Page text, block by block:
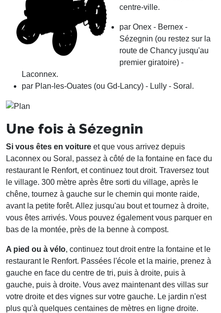
centre-ville.
par Onex - Bernex -
Sézegnin (ou restez sur la
route de Chancy jusqu'au
premier giratoire) -
Laconnex.
par Plan-les-Ouates (ou Gd-Lancy) - Lully - Soral.
Une fois à Sézegnin
Si vous êtes en voiture et que vous arrivez depuis
Laconnex ou Soral, passez à côté de la fontaine en face du
restaurant le Renfort, et continuez tout droit. Traversez tout
le village. 300 mètre après être sorti du village, après le
chêne, tournez à gauche sur le chemin qui monte raide,
avant la petite forêt. Allez jusqu'au bout et tournez à droite,
vous êtes arrivés. Vous pouvez également vous parquer en
bas de la montée, près de la benne à compost.
A pied ou à vélo, continuez tout droit entre la fontaine et le
restaurant le Renfort. Passées l'école et la mairie, prenez à
gauche en face du centre de tri, puis à droite, puis à
gauche, puis à droite. Vous avez maintenant des villas sur
votre droite et des vignes sur votre gauche. Le jardin n'est
plus qu'à quelques centaines de mètres en ligne droite.